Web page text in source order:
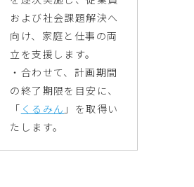
および社会課題解決へ
向け、家庭と仕事の両
立を支援します。
・合わせて、計画期間
の終了期限を目安に、
「 くるみん 」を取得い
たします。